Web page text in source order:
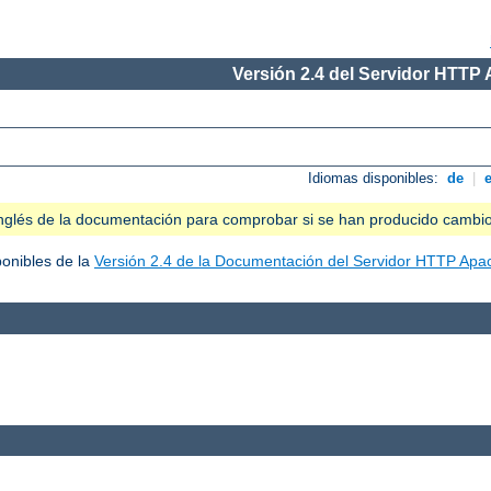
Versión 2.4 del Servidor HTTP
Idiomas disponibles: de
de la documentación para comprobar si se han producido
de la Versión 2.4 de la Documentación del Servidor HTTP